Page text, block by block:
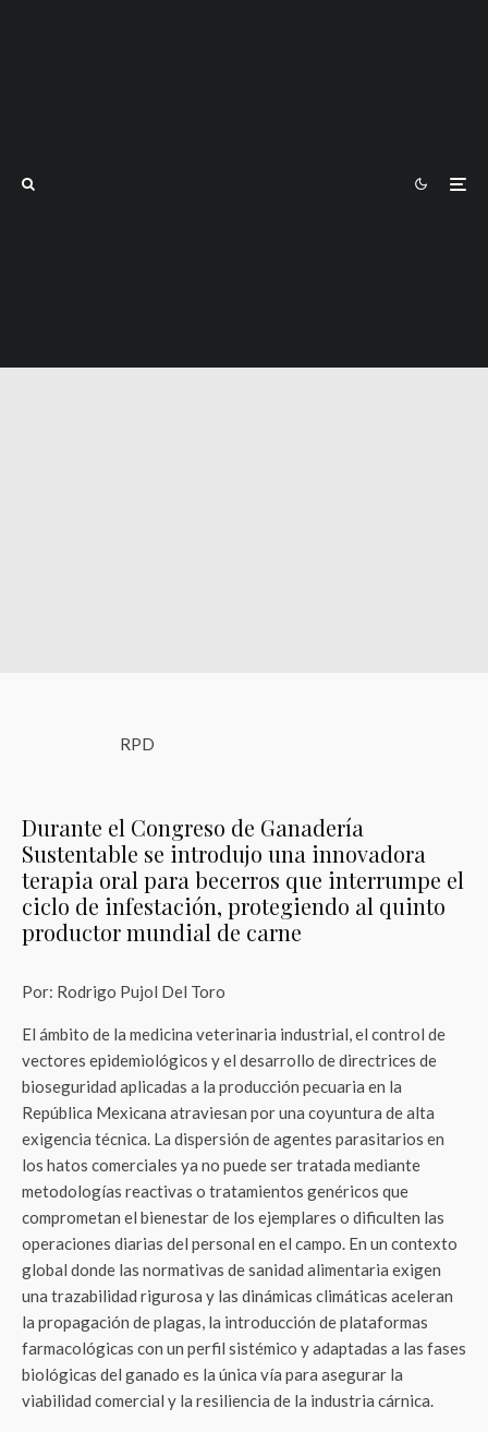
RPD
Durante el Congreso de Ganadería
Sustentable se introdujo una innovadora
terapia oral para becerros que interrumpe el
ciclo de infestación, protegiendo al quinto
productor mundial de carne
Por: Rodrigo Pujol Del Toro
El ámbito de la medicina veterinaria industrial, el control de
vectores epidemiológicos y el desarrollo de directrices de
bioseguridad aplicadas a la producción pecuaria en la
República Mexicana atraviesan por una coyuntura de alta
exigencia técnica. La dispersión de agentes parasitarios en
los hatos comerciales ya no puede ser tratada mediante
metodologías reactivas o tratamientos genéricos que
comprometan el bienestar de los ejemplares o dificulten las
operaciones diarias del personal en el campo. En un contexto
global donde las normativas de sanidad alimentaria exigen
una trazabilidad rigurosa y las dinámicas climáticas aceleran
la propagación de plagas, la introducción de plataformas
farmacológicas con un perfil sistémico y adaptadas a las fases
biológicas del ganado es la única vía para asegurar la
viabilidad comercial y la resiliencia de la industria cárnica.